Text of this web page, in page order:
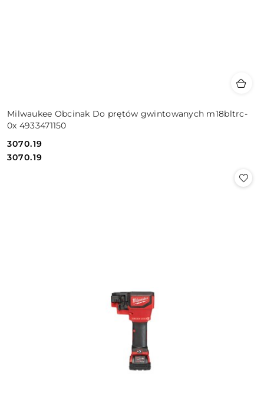
Milwaukee Obcinak Do prętów gwintowanych m18bltrc-
0x 4933471150
Cena:
3070.19
Cena:
3070.19